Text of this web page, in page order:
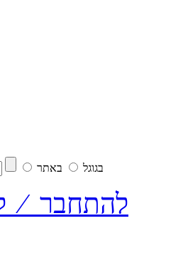
בגוגל באתר
להתחבר ⁄